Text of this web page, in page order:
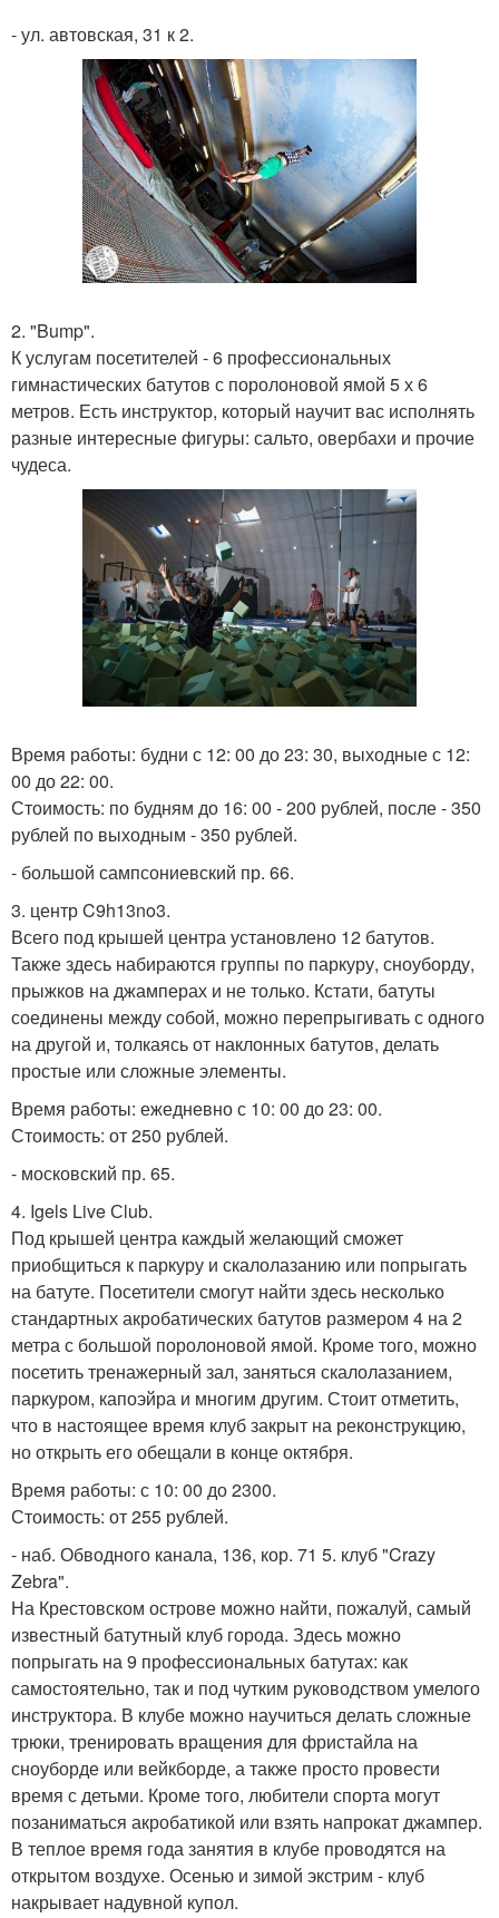
- ул. автовская, 31 к 2.
2. "Bump".
К услугам посетителей - 6 профессиональных
гимнастических батутов с поролоновой ямой 5 х 6
метров. Есть инструктор, который научит вас исполнять
разные интересные фигуры: сальто, овербахи и прочие
чудеса.
Время работы: будни с 12: 00 до 23: 30, выходные с 12:
00 до 22: 00.
Стоимость: по будням до 16: 00 - 200 рублей, после - 350
рублей по выходным - 350 рублей.
- большой сампсониевский пр. 66.
3. центр C9h13no3.
Всего под крышей центра установлено 12 батутов.
Также здесь набираются группы по паркуру, сноуборду,
прыжков на джамперах и не только. Кстати, батуты
соединены между собой, можно перепрыгивать с одного
на другой и, толкаясь от наклонных батутов, делать
простые или сложные элементы.
Время работы: ежедневно с 10: 00 до 23: 00.
Стоимость: от 250 рублей.
- московский пр. 65.
4. Igels Live Сlub.
Под крышей центра каждый желающий сможет
приобщиться к паркуру и скалолазанию или попрыгать
на батуте. Посетители смогут найти здесь несколько
стандартных акробатических батутов размером 4 на 2
метра с большой поролоновой ямой. Кроме того, можно
посетить тренажерный зал, заняться скалолазанием,
паркуром, капоэйра и многим другим. Стоит отметить,
что в настоящее время клуб закрыт на реконструкцию,
но открыть его обещали в конце октября.
Время работы: с 10: 00 до 2300.
Стоимость: от 255 рублей.
- наб. Обводного канала, 136, кор. 71 5. клуб "Crazy
Zebra".
На Крестовском острове можно найти, пожалуй, самый
известный батутный клуб города. Здесь можно
попрыгать на 9 профессиональных батутах: как
самостоятельно, так и под чутким руководством умелого
инструктора. В клубе можно научиться делать сложные
трюки, тренировать вращения для фристайла на
сноуборде или вейкборде, а также просто провести
время с детьми. Кроме того, любители спорта могут
позаниматься акробатикой или взять напрокат джампер.
В теплое время года занятия в клубе проводятся на
открытом воздухе. Осенью и зимой экстрим - клуб
накрывает надувной купол.